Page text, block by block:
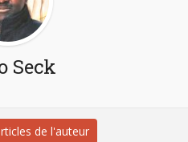
Seck
de l'auteur